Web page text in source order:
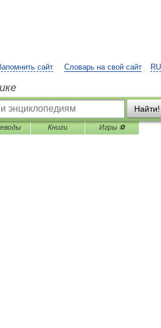
RU
сайт Словарь на свой сайт
Найти!
Книги Игры ⚽